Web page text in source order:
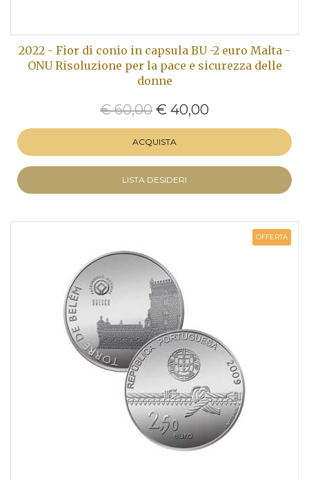
2022 - Fior di conio in capsula BU -2 euro Malta -
ONU Risoluzione per la pace e sicurezza delle
donne
€ 60,00 € 40,00
ACQUISTA
LISTA DESIDERI
OFFERTA